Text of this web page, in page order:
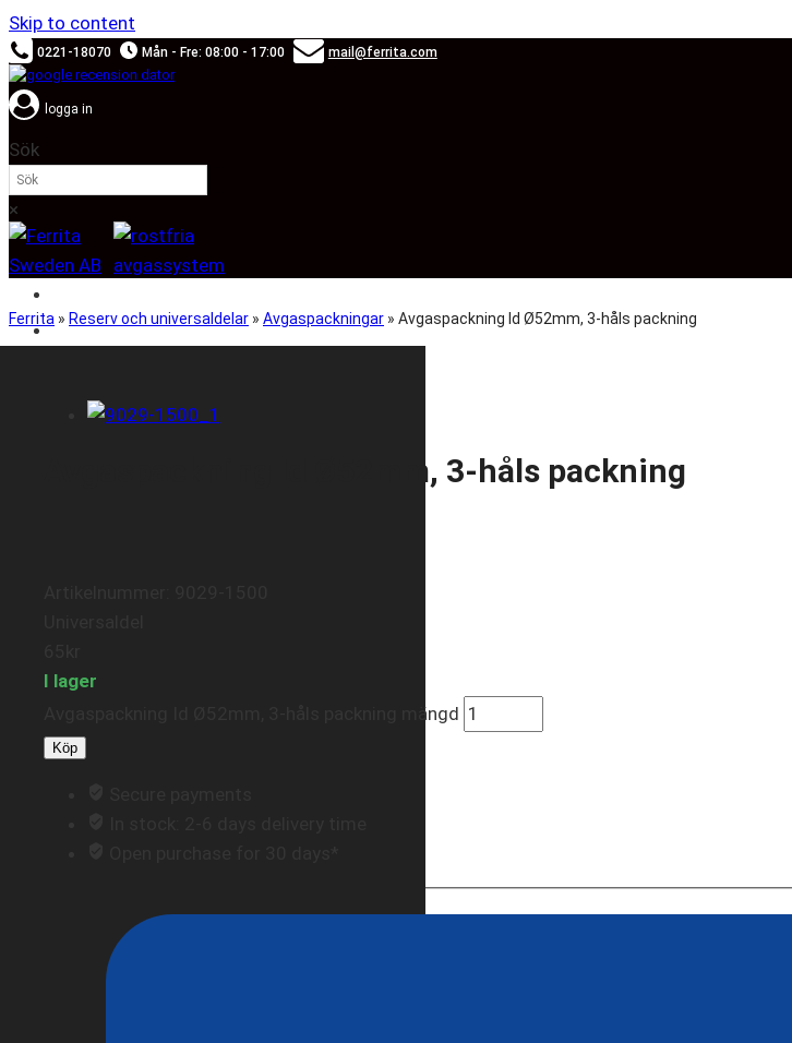
Skip to content
0221-18070 Mån - Fre: 08:00 - 17:00 mail@ferrita.com
logga in
Sök
×
BILMÄRKEN
Ferrita » Reserv och universaldelar » Avgaspackningar » Avgaspackning Id Ø52mm, 3-håls packning
Avgaspackning Id Ø52mm, 3-håls packning
I lager
Avgaspackning Id Ø52mm, 3-håls packning mängd
Köp